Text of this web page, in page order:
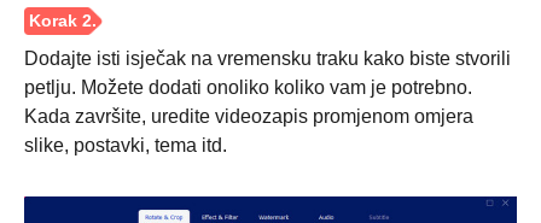
Dodajte isti isječak na vremensku traku kako biste stvorili
petlju. Možete dodati onoliko koliko vam je potrebno.
Kada završite, uredite videozapis promjenom omjera
slike, postavki, tema itd.